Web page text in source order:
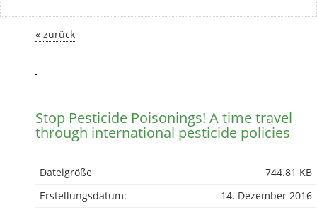
« zurück
Stop Pesticide Poisonings! A time travel
through international pesticide policies
Dateigröße
744.81 KB
Erstellungsdatum:
14. Dezember 2016